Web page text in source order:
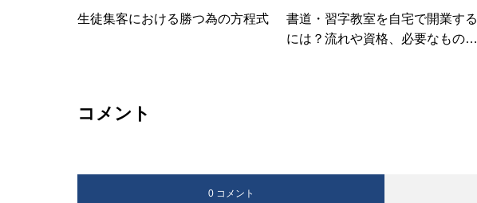
生徒集客における勝つ為の方程式
書道・習字教室を自宅で開業する
には？流れや資格、必要なものを
コメント
0 コメント